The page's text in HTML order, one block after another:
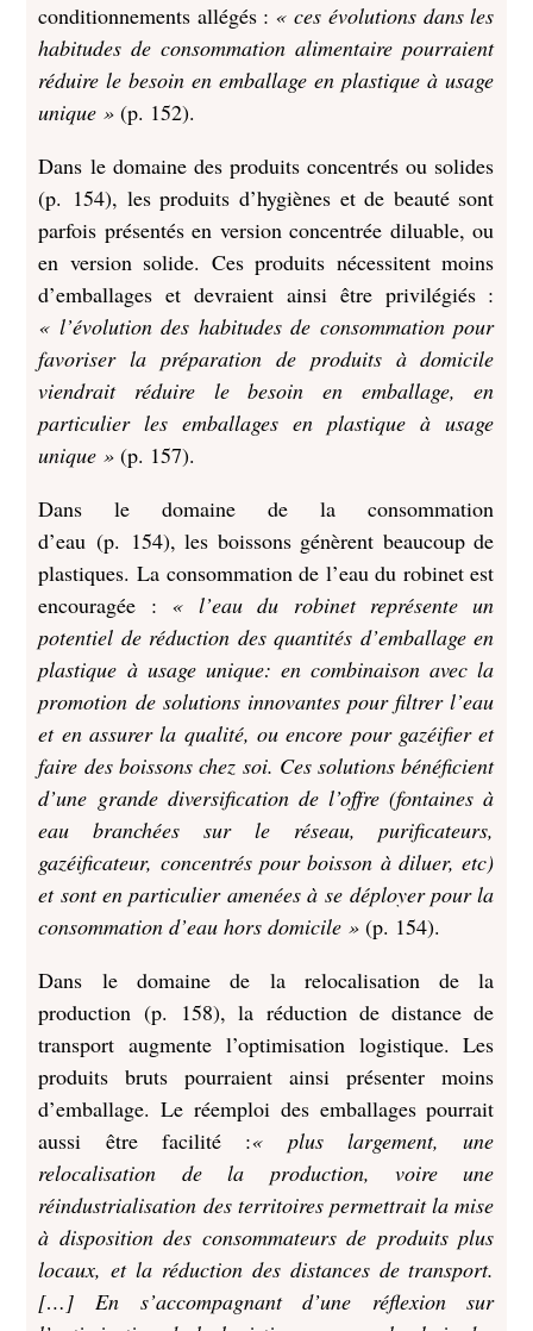
conditionnements allégés : « ces évolutions dans les
habitudes de consommation alimentaire pourraient
réduire le besoin en emballage en plastique à usage
unique »(p. 152).
Dans le domaine des produits concentrés ou solides
(p. 154), les produits d’hygiènes et de beauté sont
parfois présentés en version concentrée diluable, ou
en version solide. Ces produits nécessitent moins
d’emballages et devraient ainsi être privilégiés :
« l’évolution des habitudes de consommation pour
favoriser la préparation de produits à domicile
viendrait réduire le besoin en emballage, en
particulier les emballages en plastique à usage
unique »(p. 157).
Dans le domaine de la consommation
d’eau (p. 154), les boissons génèrent beaucoup de
plastiques. La consommation de l’eau du robinet est
encouragée : « l’eau du robinet représente un
potentiel de réduction des quantités d’emballage en
plastique à usage unique: en combinaison avec la
promotion de solutions innovantes pour filtrer l’eau
et en assurer la qualité, ou encore pour gazéifier et
faire des boissons chez soi. Ces solutions bénéficient
d’une grande diversification de l’offre (fontaines à
eau branchées sur le réseau, purificateurs,
gazéificateur, concentrés pour boisson à diluer, etc)
et sont en particulier amenées à se déployer pour la
consommation d’eau hors domicile »(p. 154).
Dans le domaine de la relocalisation de la
production (p. 158), la réduction de distance de
transport augmente l’optimisation logistique. Les
produits bruts pourraient ainsi présenter moins
d’emballage. Le réemploi des emballages pourrait
aussi être facilité :« plus largement, une
relocalisation de la production, voire une
réindustrialisation des territoires permettrait la mise
à disposition des consommateurs de produits plus
locaux, et la réduction des distances de transport.
[…] En s’accompagnant d’une réflexion sur